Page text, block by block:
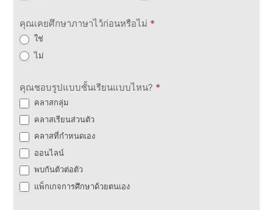
คุณเคยศึกษาภาษาไว้ก่อนหรือไม่ *
ใช่
ไม่
คุณชอบรูปแบบชั้นเรียนแบบไหน? *
คลาสกลุ่ม
คลาสเรียนส่วนตัว
คลาสที่กำหนดเอง
ออนไลน์
พบกันตัวต่อตัว
แพ็กเกจการศึกษาด้วยตนเอง